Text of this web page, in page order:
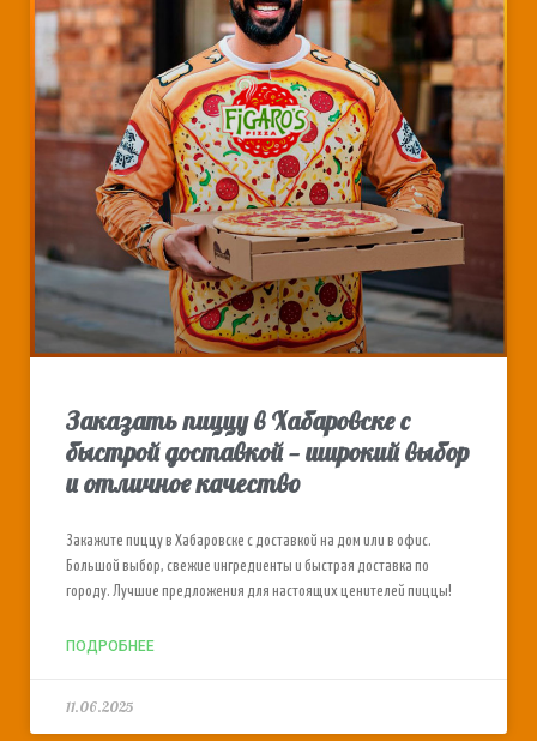
Заказать пиццу в Хабаровске с
быстрой доставкой — широкий выбор
и отличное качество
Закажите пиццу в Хабаровске с доставкой на дом или в офис.
Большой выбор, свежие ингредиенты и быстрая доставка по
городу. Лучшие предложения для настоящих ценителей пиццы!
ПОДРОБНЕЕ
11.06.2025